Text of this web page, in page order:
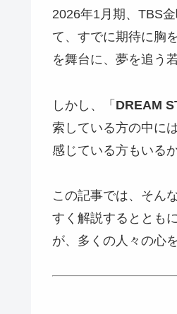
2026年1月期、TBS
て、すでに期待に胸
を舞台に、夢を追う
しかし、「 DREAM
索している方の中に
感じている方もいる
この記事では、そん
すく解説するととも
が、多くの人々の心